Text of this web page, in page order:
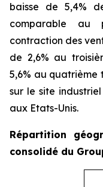
baisse de 5,4%
comparable au
contraction des
de 2,6% au
5,6% au quatrième
sur le site
aux Etats-Unis.
Répartition
consolidé du